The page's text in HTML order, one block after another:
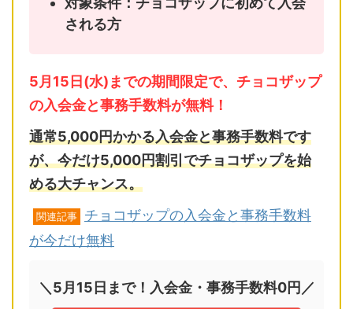
される方
5月15日(水)までの期間限定で、チョコザップ
の入会金と事務手数料が無料！
通常5,000円かかる入会金と事務手数料です
が、今だけ5,000円割引でチョコザップを始
める大チャンス。
関連記事
チョコザップの入会金と事務手数料
が今だけ無料
＼5月15日まで！入会金・事務手数料0円／